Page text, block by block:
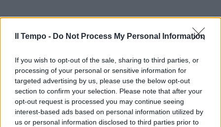
Il Tempo - Do Not Process My Personal Information
If you wish to opt-out of the sale, sharing to third parties, or
processing of your personal or sensitive information for
targeted advertising by us, please use the below opt-out
section to confirm your selection. Please note that after your
opt-out request is processed you may continue seeing
interest-based ads based on personal information utilized by
us or personal information disclosed to third parties prior to